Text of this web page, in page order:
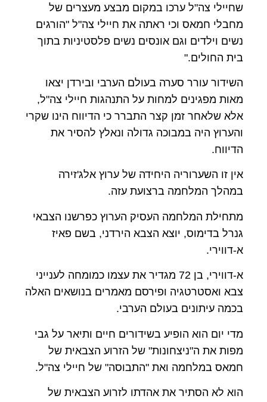
שחיילי צה"ל ערכו במקום מבצע מעצרים של
מחבלי חמאס וכי ראתה את חיילי צה"ל "הורגים
נשים וילדים וגם אונסים נשים פלסטיניות בתוך
בית החולים."
השידור עורר סערה בעולם הערבי ובירדן יצאו
מאות מפגינים למחות על התנהגות חיילי צה"ל,
אלא שלאחר זמן קצר התברר כי הדיווח הינו שקרי
והערוץ היה במבוכה גדולה ונאלץ להסיר את
הדיווח.
אין זו השערוריה היחידה של ערוץ אלג'זירה
במהלך המלחמה ברצועת עזה.
מתחילת המלחמה העסיק הערוץ כפרשנו הצבאי
גנרל בדימוס, יוצא הצבא הירדני, בשם פאיז
א-דווירי.
א-דווירי, בן 72 מגדיר את עצמו כמומחה לענייני
צבא ואסטרטגיה ופירסם מאמרים בנושאים האלה
בכמה עיתונים בעולם הערבי.
מדי יום הוא הופיע בשידורים חיים ותיאר על גבי
מפות את ה"ניצחונות" של הזרוע הצבאית של
חמאס במלחמה ואת "התבוסה" של חיילי צה"ל.
הוא לא הסתיר את אהדתו לזרוע הצבאית של